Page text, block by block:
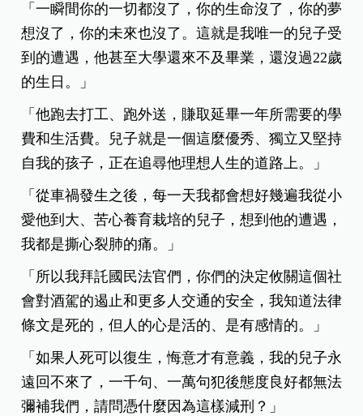
「一瞬間你的一切都沒了，你的生命沒了，你的夢
想沒了，你的未來也沒了。這就是我唯一的兒子受
到的遭遇，他甚至大學還來不及畢業，還沒過22歲
的生日。」
「他跑去打工、跑外送，賺取延畢一年所需要的學
費和生活費。兒子就是一個這麼優秀、獨立又堅持
自我的孩子，正在追尋他理想人生的道路上。」
「從車禍發生之後，每一天我都會想好幾遍我從小
愛他到大、苦心養育栽培的兒子，想到他的遭遇，
我都是撕心裂肺的痛。」
「所以我拜託國民法官們，你們的決定攸關這個社
會對酒駕的遏止和更多人交通的安全，我知道法律
條文是死的，但人的心是活的、是有感情的。」
「如果人死可以復生，悔意才有意義，我的兒子永
遠回不來了，一千句、一萬句犯後態度良好都無法
彌補我們，請問憑什麼因為這樣減刑？」